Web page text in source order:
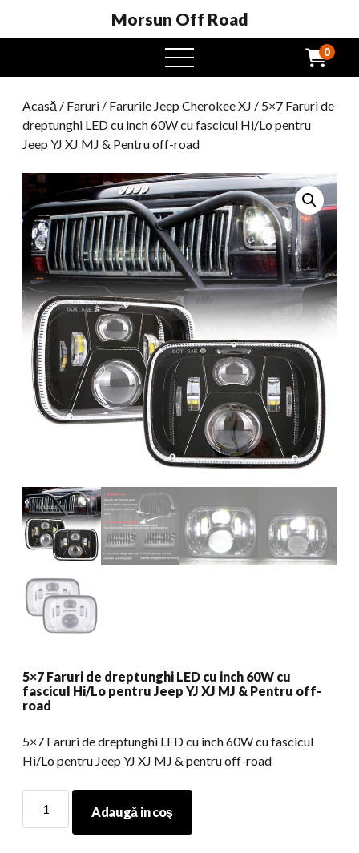
Morsun Off Road
Meniu
Deschide
0
Acasă / Faruri / Farurile Jeep Cherokee XJ / 5×7 Faruri de
dreptunghi LED cu inch 60W cu fascicul Hi/Lo pentru
Jeep YJ XJ MJ & Pentru off-road
5×7 Faruri de dreptunghi LED cu inch 60W cu
fascicul Hi/Lo pentru Jeep YJ XJ MJ & Pentru off-
road
5×7 Faruri de dreptunghi LED cu inch 60W cu fascicul
Hi/Lo pentru Jeep YJ XJ MJ & pentru off-road
dreptunghi
Adaugă in coş